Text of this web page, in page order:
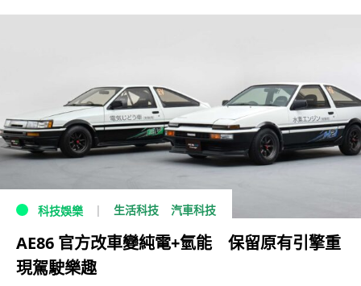
科技娛樂 生活科技 汽車科技
AE86 官方改車變純電+氫能 保留原有引擎重
現駕駛樂趣